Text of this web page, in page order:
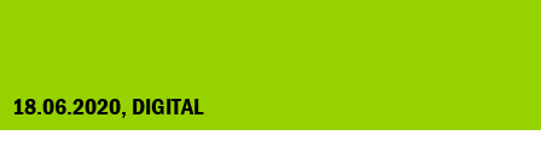
18.06.2020, DIGITAL